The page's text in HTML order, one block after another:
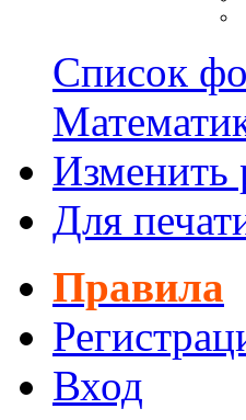
Список
Изменить
Для
Правила
Вход